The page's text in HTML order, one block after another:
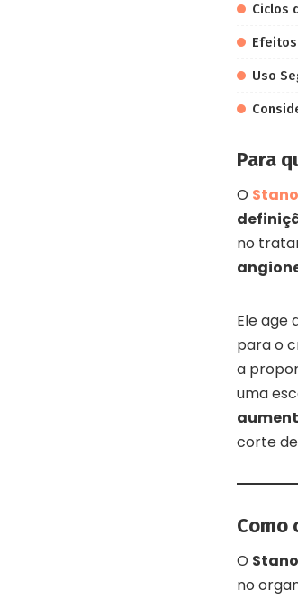
Ciclos
Uso
Para
O
no
Ele age
para o
a
uma
corte
Como
O
no